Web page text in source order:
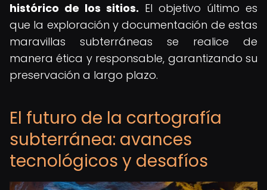
histórico de los sitios. El objetivo último es
que la exploración y documentación de estas
maravillas subterráneas se realice de
manera ética y responsable, garantizando su
preservación a largo plazo.
El futuro de la cartografía
subterránea: avances
tecnológicos y desafíos